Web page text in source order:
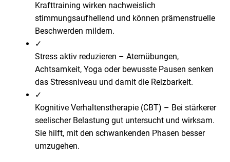
Krafttraining wirken nachweislich
stimmungsaufhellend und können prämenstruelle
Beschwerden mildern.
✓
Stress aktiv reduzieren – Atemübungen,
Achtsamkeit, Yoga oder bewusste Pausen senken
das Stressniveau und damit die Reizbarkeit.
✓
Kognitive Verhaltenstherapie (CBT) – Bei stärkerer
seelischer Belastung gut untersucht und wirksam.
Sie hilft, mit den schwankenden Phasen besser
umzugehen.